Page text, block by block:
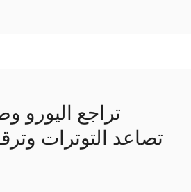
تراجع اليورو
تصاعد التوترات